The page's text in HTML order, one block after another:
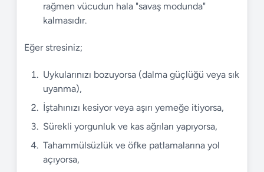
rağmen vücudun hala "savaş modunda"
kalmasıdır.
Eğer stresiniz;
Uykularınızı bozuyorsa (dalma güçlüğü veya sık
uyanma),
İştahınızı kesiyor veya aşırı yemeğe itiyorsa,
Sürekli yorgunluk ve kas ağrıları yapıyorsa,
Tahammülsüzlük ve öfke patlamalarına yol
açıyorsa,